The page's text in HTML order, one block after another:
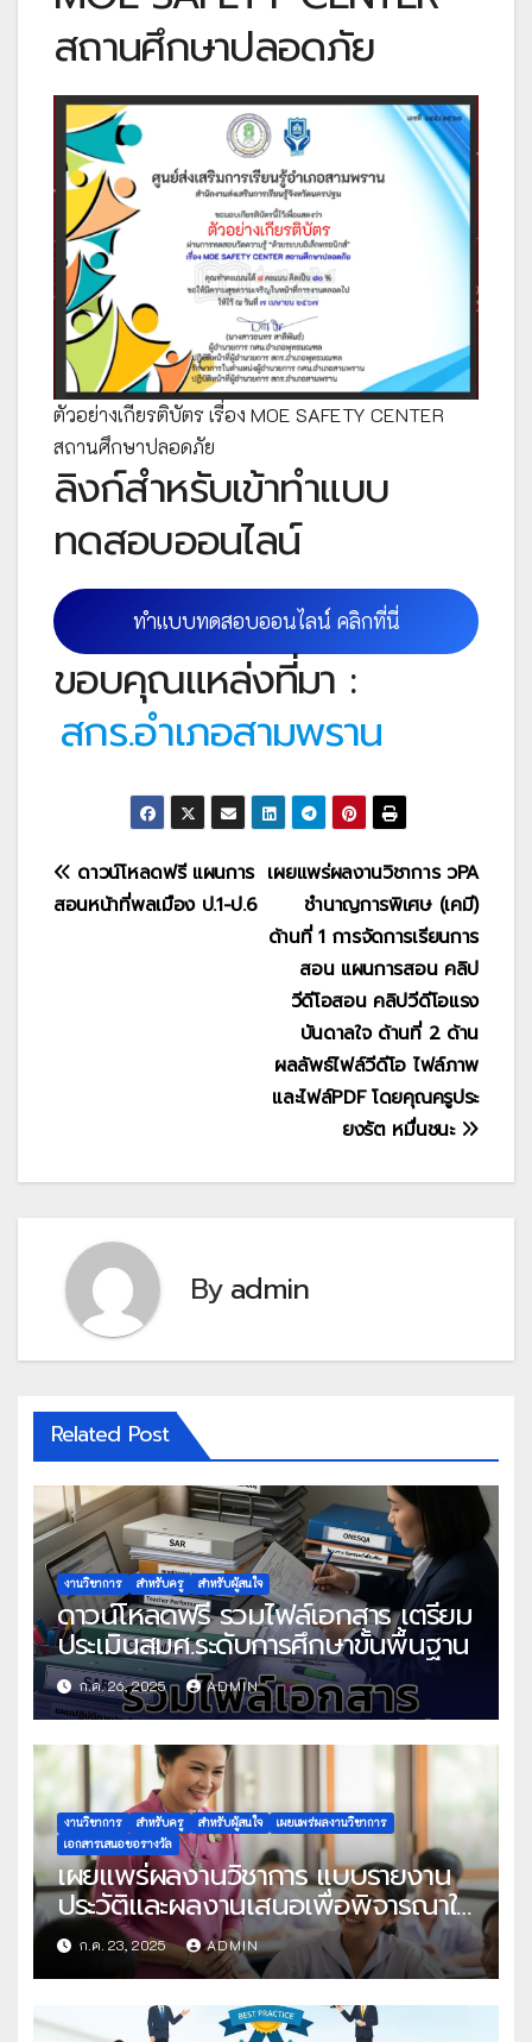
สถานศึกษาปลอดภัย
ตัวอย่างเกียรติบัตร เรื่อง MOE SAFETY CENTER
สถานศึกษาปลอดภัย
ลิงก์สำหรับเข้าทำแบบ
ทดสอบออนไลน์
ทำแบบทดสอบออนไลน์ คลิกที่นี่
ขอบคุณแหล่งที่มา :
สกร.อำเภอสามพราน
แนะแนว
เรื่อง
เผยแพร่ผลงานวิชาการ วPA
ชำนาญการพิเศษ (เคมี)
ด้านที่ 1 การจัดการเรียนการ
สอน แผนการสอน คลิป
วีดีโอสอน คลิปวีดีโอแรง
บันดาลใจ ด้านที่ 2 ด้าน
ผลลัพธ์ไฟล์วีดีโอ ไฟล์ภาพ
และไฟล์PDF โดยคุณครูประ
ยงรัต หมื่นชนะ
ดาวน์โหลดฟรี แผนการ
สอนหน้าที่พลเมือง ป.1-ป.6
Byadmin
Related Post
งานวิชาการ สำหรับครู สำหรับผู้สนใจ
ดาวน์โหลดฟรี รวมไฟล์เอกสาร เตรียม
ประเมินสมศ.ระดับการศึกษาขั้นพื้นฐาน
ก.ค. 26, 2025 ADMIN
งานวิชาการ สำหรับครู สำหรับผู้สนใจ
เผยแพร่ผลงานวิชาการ
เอกสารเสนอขอรางวัล
เผยแพร่ผลงานวิชาการ แบบรายงาน
ประวัติและผลงานเสนอเพื่อพิจารณาใน
โครงการครูดีในดวงใจ ประจำปี 2568
ครั้งที่ 22
ก.ค. 23, 2025 ADMIN